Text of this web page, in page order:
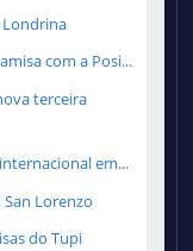
Londrina
com a Posi...
terceira
em...
Lorenzo
do Tupi